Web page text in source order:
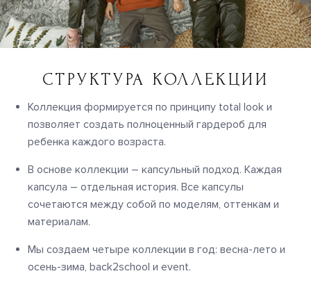
СТРУКТУРА КОЛЛЕКЦИИ
Коллекция формируется по принципу total look и
позволяет создать полноценный гардероб для
ребенка каждого возраста.
В основе коллекции – капсульный подход. Каждая
капсула – отдельная история. Все капсулы
сочетаются между собой по моделям, оттенкам и
материалам.
Мы создаем четыре коллекции в год: весна-лето и
осень-зима, back2school и event.